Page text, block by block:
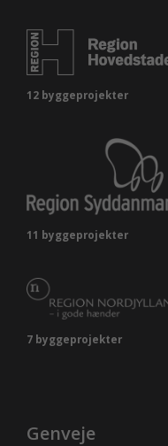
12 byggeprojekter
11 byggeprojekter
7 byggeprojekter
Genveje